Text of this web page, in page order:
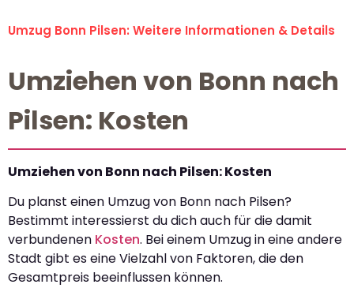
Umzug Bonn Pilsen: Weitere Informationen & Details
Umziehen von Bonn nach
Pilsen: Kosten
Umziehen von Bonn nach Pilsen: Kosten
Du planst einen Umzug von Bonn nach Pilsen?
Bestimmt interessierst du dich auch für die damit
verbundenen Kosten. Bei einem Umzug in eine andere
Stadt gibt es eine Vielzahl von Faktoren, die den
Gesamtpreis beeinflussen können.